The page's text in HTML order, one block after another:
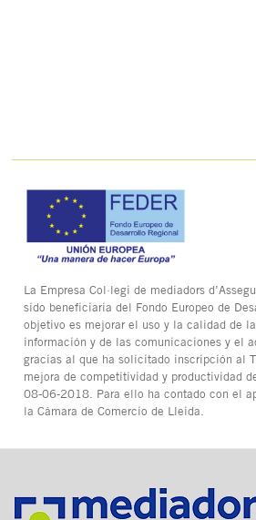
La Empresa Col·legi de mediadors
sido beneficiaria del Fondo Europeo de
objetivo es mejorar el uso y la calidad de
información y de las comunicaciones y el
gracias al que ha solicitado inscripción al
mejora de competitividad y productividad
08-06-2018. Para ello ha contado con el
la Cámara de Comercio de Lleida.